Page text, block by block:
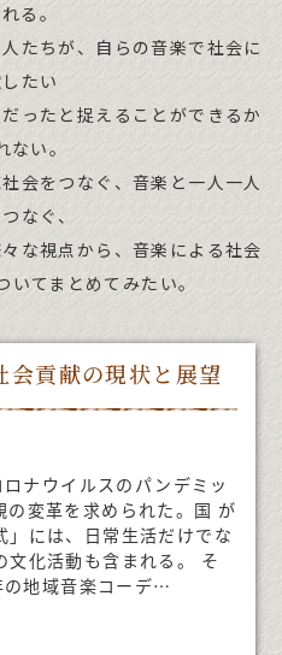
る。
たちが、自らの音楽で社会に
たい
ったと捉えることができるか
ない。
会をつなぐ、音楽と一人一人
なぐ、
な視点から、音楽による社会
てまとめてみたい。
会貢献の現状と展望
ナウイルスのパンデミッ
変革を求められた。国 が
には、日常生活だけでな
文化活動も含まれる。 そ
地域音楽コーデ…